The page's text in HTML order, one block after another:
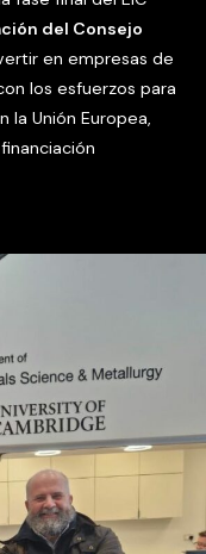
del Consejo
en empresas de
los esfuerzos para
la Unión Europea,